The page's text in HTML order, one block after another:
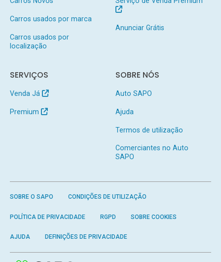
Carros usados por marca
Carros usados por
localização
Anunciar Grátis
SERVIÇOS
Venda Já
Premium
SOBRE NÓS
Auto SAPO
Ajuda
Termos de utilização
Comerciantes no Auto
SAPO
SOBRE O SAPO CONDIÇÕES DE UTILIZAÇÃO
POLÍTICA DE PRIVACIDADE RGPD SOBRE COOKIES
AJUDA DEFINIÇÕES DE PRIVACIDADE